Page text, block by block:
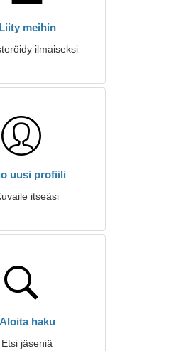
Liity meihin
ilmaiseksi
uusi profiili
itseäsi
Aloita haku
Etsi jäseniä